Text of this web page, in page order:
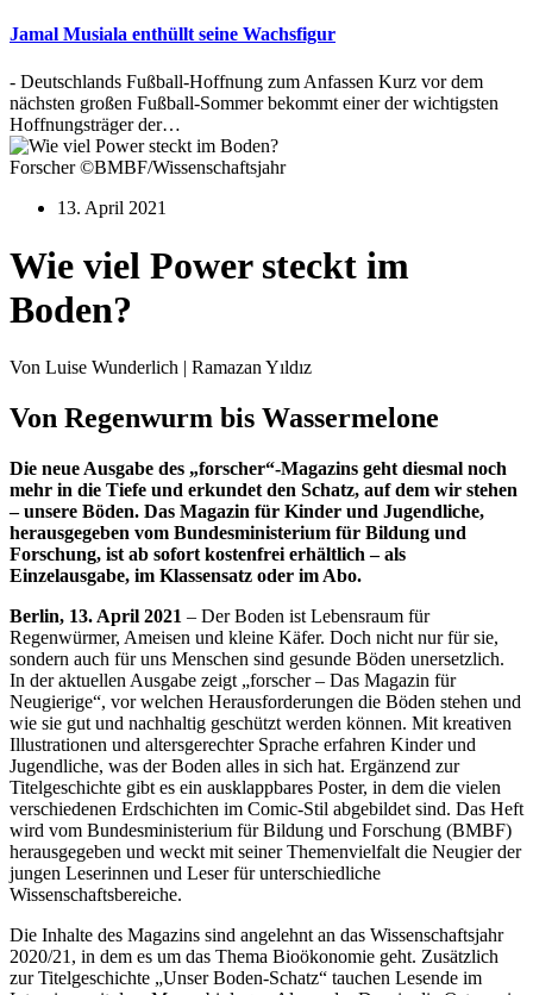
Jamal Musiala enthüllt seine Wachsfigur
- Deutschlands Fußball-Hoffnung zum Anfassen Kurz vor dem
nächsten großen Fußball-Sommer bekommt einer der wichtigsten
Hoffnungsträger der…
Forscher ©BMBF/Wissenschaftsjahr
13. April 2021
Wie viel Power steckt im
Boden?
Von Luise Wunderlich | Ramazan Yıldız
Von Regenwurm bis Wassermelone
Die neue Ausgabe des „forscher“-Magazins geht diesmal noch
mehr in die Tiefe und erkundet den Schatz, auf dem wir stehen
– unsere Böden. Das Magazin für Kinder und Jugendliche,
herausgegeben vom Bundesministerium für Bildung und
Forschung, ist ab sofort kostenfrei erhältlich – als
Einzelausgabe, im Klassensatz oder im Abo.
Berlin, 13. April 2021 – Der Boden ist Lebensraum für
Regenwürmer, Ameisen und kleine Käfer. Doch nicht nur für sie,
sondern auch für uns Menschen sind gesunde Böden unersetzlich.
In der aktuellen Ausgabe zeigt „forscher – Das Magazin für
Neugierige“, vor welchen Herausforderungen die Böden stehen und
wie sie gut und nachhaltig geschützt werden können. Mit kreativen
Illustrationen und altersgerechter Sprache erfahren Kinder und
Jugendliche, was der Boden alles in sich hat. Ergänzend zur
Titelgeschichte gibt es ein ausklappbares Poster, in dem die vielen
verschiedenen Erdschichten im Comic-Stil abgebildet sind. Das Heft
wird vom Bundesministerium für Bildung und Forschung (BMBF)
herausgegeben und weckt mit seiner Themenvielfalt die Neugier der
jungen Leserinnen und Leser für unterschiedliche
Wissenschaftsbereiche.
Die Inhalte des Magazins sind angelehnt an das Wissenschaftsjahr
2020/21, in dem es um das Thema Bioökonomie geht. Zusätzlich
zur Titelgeschichte „Unser Boden-Schatz“ tauchen Lesende im